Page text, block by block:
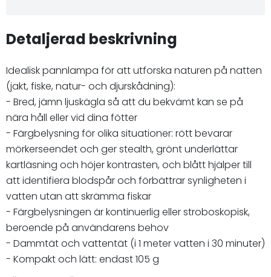
Detaljerad beskrivning
Idealisk pannlampa för att utforska naturen på natten
(jakt, fiske, natur- och djurskådning):
- Bred, jämn ljuskägla så att du bekvämt kan se på
nära håll eller vid dina fötter
- Färgbelysning för olika situationer: rött bevarar
mörkerseendet och ger stealth, grönt underlättar
kartläsning och höjer kontrasten, och blått hjälper till
att identifiera blodspår och förbättrar synligheten i
vatten utan att skrämma fiskar
- Färgbelysningen är kontinuerlig eller stroboskopisk,
beroende på användarens behov
- Dammtät och vattentät (i 1 meter vatten i 30 minuter)
- Kompakt och lätt: endast 105 g